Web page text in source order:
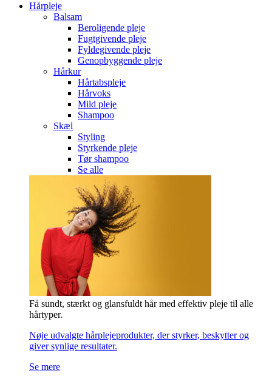
Hårpleje
Balsam
Beroligende pleje
Fugtgivende pleje
Fyldegivende pleje
Genopbyggende pleje
Hårkur
Hårtabspleje
Hårvoks
Mild pleje
Shampoo
Skæl
Styling
Styrkende pleje
Tør shampoo
Se alle
Få sundt, stærkt og glansfuldt hår med effektiv pleje til alle
hårtyper.
Nøje udvalgte hårplejeprodukter, der styrker, beskytter og
giver synlige resultater.
Se mere